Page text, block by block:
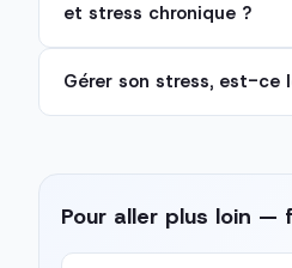
et stress chronique ?
Gérer son stress, est-ce
Pour aller plus loin —